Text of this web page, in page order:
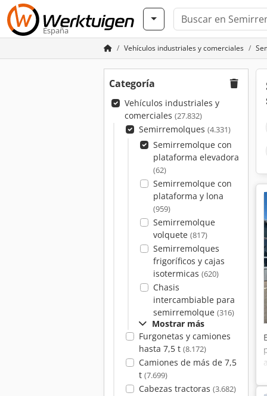
España
Vehículos industriales y comerciales
Categoría
Vehículos industriales y
comerciales (27.832)
Semirremolques (4.331)
Semirremolque con
plataforma elevadora
(62)
Semirremolque con
plataforma y lona
(959)
Semirremolque
volquete (817)
Semirremolques
frigoríficos y cajas
isotermicas (620)
Chasis
intercambiable para
semirremolque (316)
Mostrar más
Furgonetas y camiones
hasta 7,5 t (8.172)
Camiones de más de 7,5
t (7.699)
Cabezas tractoras (3.682)